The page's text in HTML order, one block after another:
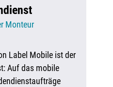
Label Mobile ist der
Auf das mobile